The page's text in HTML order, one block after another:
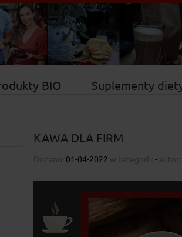
BIO Suplementy
KAWA DLA FIRM
01-04-2022 -